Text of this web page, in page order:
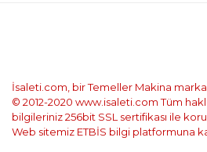
İsaleti.com, bir Temeller Makina
© 2012-2020 www.isaleti.com Tüm
bilgileriniz 256bit SSL sertifikası ile
Web sitemiz ETBİS bilgi platformuna